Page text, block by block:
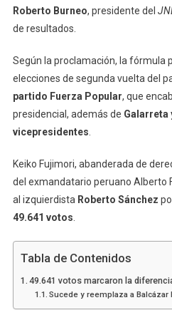
Roberto Burneo, presidente del
de resultados.
Según la proclamación, la fórmula
elecciones de segunda vuelta del
partido Fuerza Popular, que
presidencial, además de Galarreta
vicepresidentes.
Keiko Fujimori, abanderada de
del exmandatario peruano Alberto
al izquierdista Roberto Sánchez
49.641 votos.
Tabla de Contenidos
49.641 votos marcaron la
Sucede y reemplaza a Balcázar